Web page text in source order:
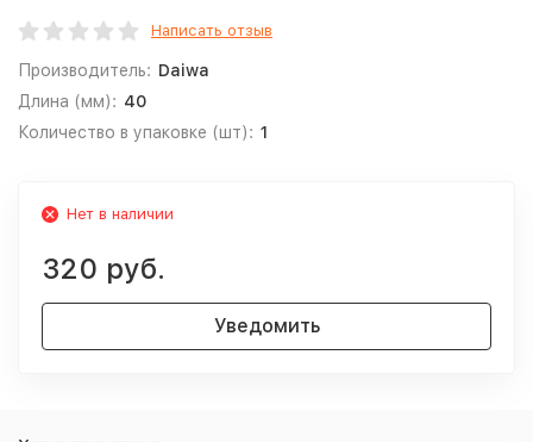
Написать отзыв
Производитель: Daiwa
Длина (мм): 40
Количество в упаковке (шт): 1
Нет в наличии
320 руб.
Уведомить